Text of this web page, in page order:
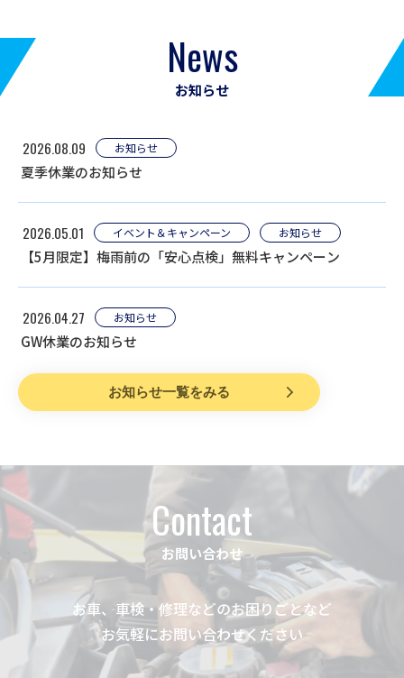
News
お知らせ
2026.08.09 お知らせ
夏季休業のお知らせ
2026.05.01 イベント＆キャンペーン お知らせ
【5月限定】梅雨前の「安心点検」無料キャンペーン
2026.04.27 お知らせ
GW休業のお知らせ
お知らせ一覧をみる
Contact
お問い合わせ
お車、車検・修理などのお困りごとなど
お気軽にお問い合わせください